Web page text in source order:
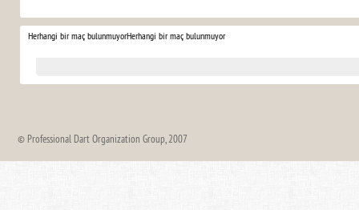
Herhangi bir maç bulunmuyorHerhangi bir maç bulunmuyor
© Professional Dart Organization Group, 2007